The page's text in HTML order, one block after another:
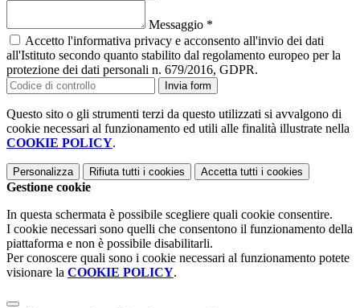
Messaggio *
Accetto l'informativa privacy e acconsento all'invio dei dati
all'Istituto secondo quanto stabilito dal regolamento europeo per la
protezione dei dati personali n. 679/2016, GDPR.
Invia form
Questo sito o gli strumenti terzi da questo utilizzati si avvalgono di
cookie necessari al funzionamento ed utili alle finalità illustrate nella
COOKIE POLICY.
Personalizza Rifiuta tutti i cookies Accetta tutti i cookies
Gestione cookie
In questa schermata è possibile scegliere quali cookie consentire.
I cookie necessari sono quelli che consentono il funzionamento della
piattaforma e non è possibile disabilitarli.
Per conoscere quali sono i cookie necessari al funzionamento potete
visionare la COOKIE POLICY.